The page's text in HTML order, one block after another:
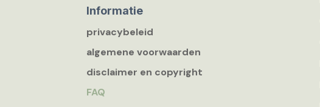
Informatie
privacybeleid
algemene voorwaarden
disclaimer en copyright
FAQ